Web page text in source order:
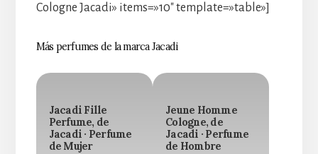
Cologne Jacadi» items=»10″ template=»table»]
Más perfumes de la marca Jacadi
Jacadi Fille
Perfume, de
Jacadi · Perfume
de Mujer
Jeune Homme
Cologne, de
Jacadi · Perfume
de Hombre